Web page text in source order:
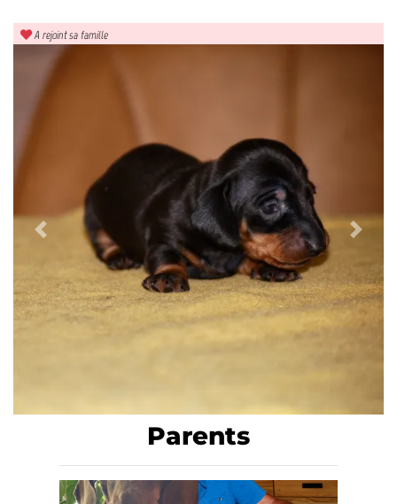
A rejoint sa famille
Previous Next
Parents